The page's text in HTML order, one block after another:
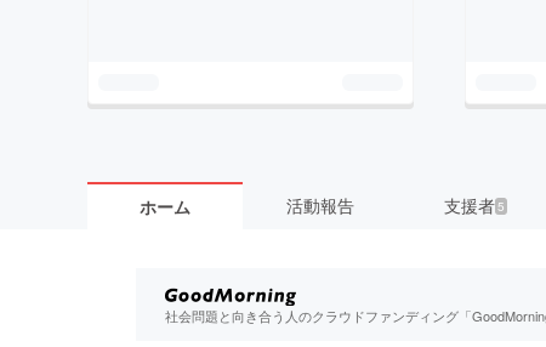
ホーム 活動報告 支援者5
社会問題と向き合う人のクラウドファンディング「